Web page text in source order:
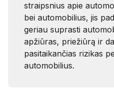
straipsnius apie
bei automobilius, jis
geriau suprasti
apžiūras, priežiūrą ir
pasitaikančias rizikas
automobilius.